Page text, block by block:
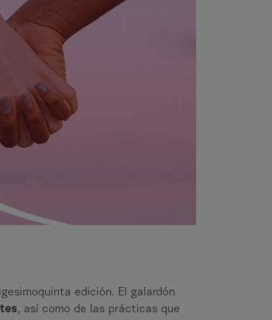
edición. El galardón
, así como de las prácticas que